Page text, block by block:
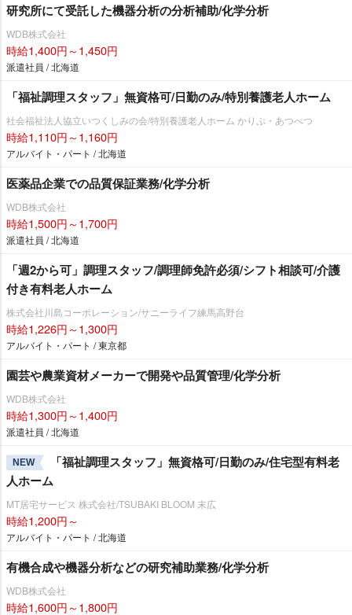
研究所にて受託した機器分析の分析補助/化学分析
WDB株式会社
時給1,400円～1,450円
派遣社員 / 北海道
「福祉調理スタッフ」無資格可/日勤のみ/特別養護老人ホーム
社会福祉法人協立いつくしみの会/特別養護老人ホーム かりぷ・あつべつ
時給1,110円～1,160円
アルバイト・パート / 北海道
医薬品企業での品質保証業務/化学分析
WDB株式会社
時給1,500円～1,700円
派遣社員 / 北海道
「週2から可」調理スタッフ/調理師免許必須/シフト相談可/介護
付き有料老人ホーム
株式会社川島コーポレーション/サニーライフ練馬高野台
時給1,226円～1,300円
アルバイト・パート / 東京都
園芸や農業資材メーカーで開発や品質管理/化学分析
WDB株式会社
時給1,300円～1,400円
派遣社員 / 北海道
NEW
「福祉調理スタッフ」無資格可/日勤のみ/住宅型有料老
人ホーム
MT居宅サービス 株式会社/TSUBAKI BLOOM 末広
時給1,200円～
アルバイト・パート / 北海道
有機合成や機器分析などの研究補助業務/化学分析
WDB株式会社
時給1,600円～1,800円